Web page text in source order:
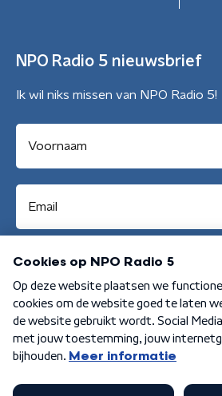
NPO Radio 5 nieuwsbrief
Ik wil niks missen van NPO Radio 5!
Aanmelden
Algemene voorwaarden